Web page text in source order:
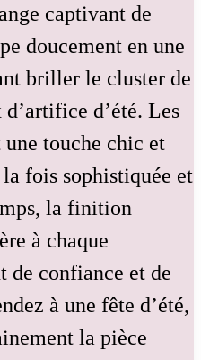
captivant de
doucement en une
briller le cluster de
d’artifice d’été. Les
touche chic et
fois sophistiquée et
la finition
à chaque
de confiance et de
à une fête d’été,
la pièce